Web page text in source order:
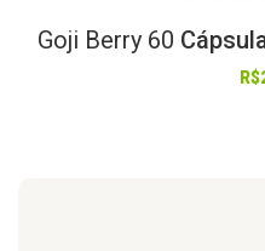
Goji Berry 60
R$